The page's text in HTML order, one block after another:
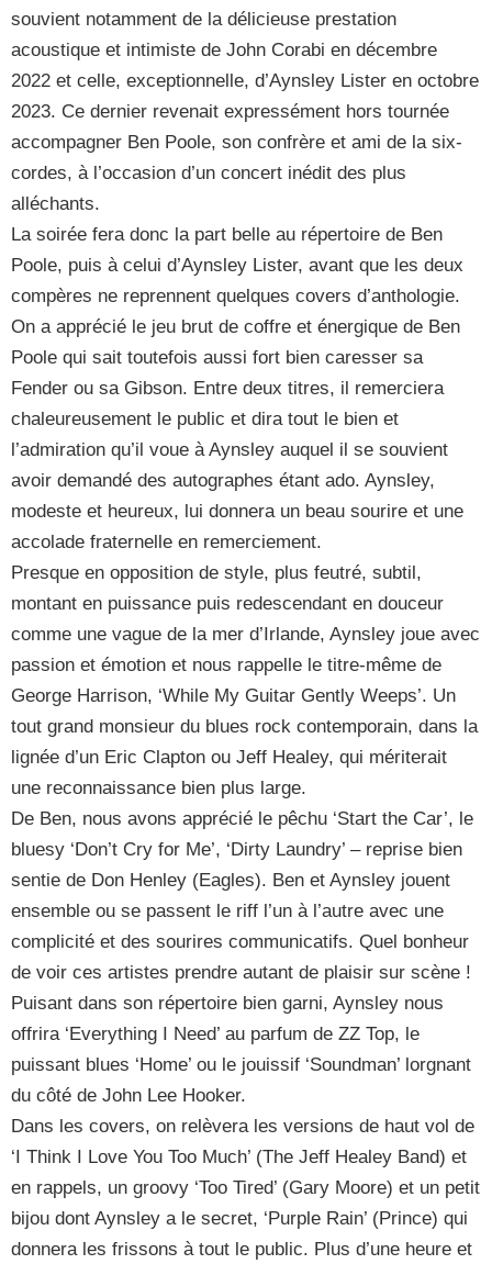
souvient notamment de la délicieuse prestation
acoustique et intimiste de John Corabi en décembre
2022 et celle, exceptionnelle, d’Aynsley Lister en octobre
2023. Ce dernier revenait expressément hors tournée
accompagner Ben Poole, son confrère et ami de la six-
cordes, à l’occasion d’un concert inédit des plus
alléchants.
La soirée fera donc la part belle au répertoire de Ben
Poole, puis à celui d’Aynsley Lister, avant que les deux
compères ne reprennent quelques covers d’anthologie.
On a apprécié le jeu brut de coffre et énergique de Ben
Poole qui sait toutefois aussi fort bien caresser sa
Fender ou sa Gibson. Entre deux titres, il remerciera
chaleureusement le public et dira tout le bien et
l’admiration qu’il voue à Aynsley auquel il se souvient
avoir demandé des autographes étant ado. Aynsley,
modeste et heureux, lui donnera un beau sourire et une
accolade fraternelle en remerciement.
Presque en opposition de style, plus feutré, subtil,
montant en puissance puis redescendant en douceur
comme une vague de la mer d’Irlande, Aynsley joue avec
passion et émotion et nous rappelle le titre-même de
George Harrison, ‘While My Guitar Gently Weeps’. Un
tout grand monsieur du blues rock contemporain, dans la
lignée d’un Eric Clapton ou Jeff Healey, qui mériterait
une reconnaissance bien plus large.
De Ben, nous avons apprécié le pêchu ‘Start the Car’, le
bluesy ‘Don’t Cry for Me’, ‘Dirty Laundry’ – reprise bien
sentie de Don Henley (Eagles). Ben et Aynsley jouent
ensemble ou se passent le riff l’un à l’autre avec une
complicité et des sourires communicatifs. Quel bonheur
de voir ces artistes prendre autant de plaisir sur scène !
Puisant dans son répertoire bien garni, Aynsley nous
offrira ‘Everything I Need’ au parfum de ZZ Top, le
puissant blues ‘Home’ ou le jouissif ‘Soundman’ lorgnant
du côté de John Lee Hooker.
Dans les covers, on relèvera les versions de haut vol de
‘I Think I Love You Too Much’ (The Jeff Healey Band) et
en rappels, un groovy ‘Too Tired’ (Gary Moore) et un petit
bijou dont Aynsley a le secret, ‘Purple Rain’ (Prince) qui
donnera les frissons à tout le public. Plus d’une heure et